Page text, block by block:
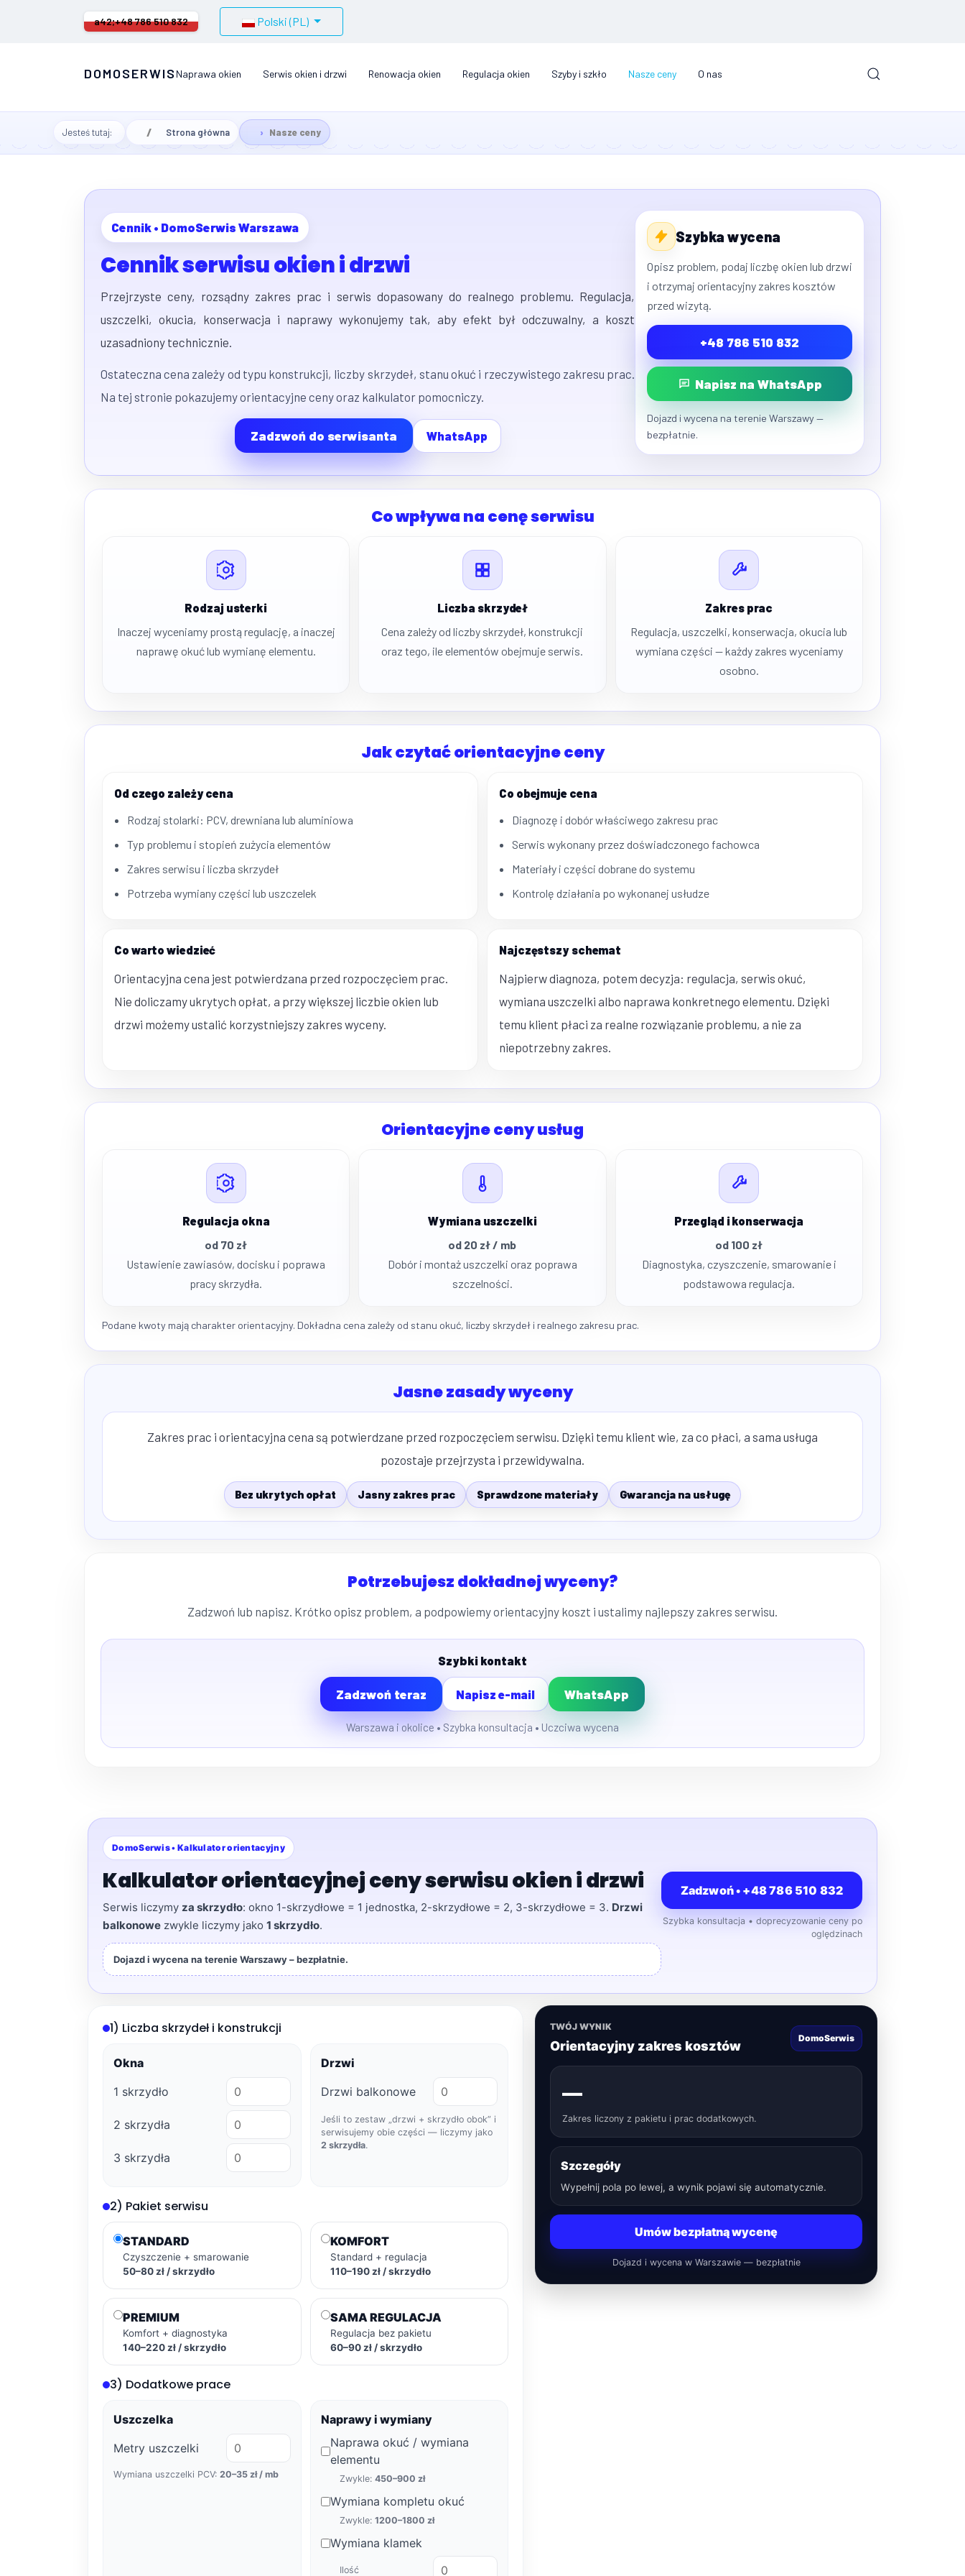
a42;+48 786 510 832
Wybierz swój język
Polski (PL)
DOMOSERWIS Naprawa okien Serwis okien i drzwi Renowacja okien Regulacja okien Szyby i szkło Nasze ceny O nas
Jesteś tutaj: Strona główna Nasze ceny
Cennik • DomoSerwis Warszawa
Cennik serwisu okien i drzwi
Przejrzyste ceny, rozsądny zakres prac i serwis dopasowany do realnego problemu. Regulacja,
uszczelki, okucia, konserwacja i naprawy wykonujemy tak, aby efekt był odczuwalny, a koszt
uzasadniony technicznie.
Ostateczna cena zależy od typu konstrukcji, liczby skrzydeł, stanu okuć i rzeczywistego zakresu prac.
Na tej stronie pokazujemy orientacyjne ceny oraz kalkulator pomocniczy.
Zadzwoń do serwisanta WhatsApp
Szybka wycena
Opisz problem, podaj liczbę okien lub drzwi
i otrzymaj orientacyjny zakres kosztów
przed wizytą.
+48 786 510 832
Napisz na WhatsApp
Dojazd i wycena na terenie Warszawy —
bezpłatnie.
Co wpływa na cenę serwisu
Rodzaj usterki
Inaczej wyceniamy prostą regulację, a inaczej
naprawę okuć lub wymianę elementu.
Liczba skrzydeł
Cena zależy od liczby skrzydeł, konstrukcji
oraz tego, ile elementów obejmuje serwis.
Zakres prac
Regulacja, uszczelki, konserwacja, okucia lub
wymiana części — każdy zakres wyceniamy
osobno.
Jak czytać orientacyjne ceny
Od czego zależy cena
Rodzaj stolarki: PCV, drewniana lub aluminiowa
Typ problemu i stopień zużycia elementów
Zakres serwisu i liczba skrzydeł
Potrzeba wymiany części lub uszczelek
Co obejmuje cena
Diagnozę i dobór właściwego zakresu prac
Serwis wykonany przez doświadczonego fachowca
Materiały i części dobrane do systemu
Kontrolę działania po wykonanej usłudze
Co warto wiedzieć
Orientacyjna cena jest potwierdzana przed rozpoczęciem prac.
Nie doliczamy ukrytych opłat, a przy większej liczbie okien lub
drzwi możemy ustalić korzystniejszy zakres wyceny.
Najczęstszy schemat
Najpierw diagnoza, potem decyzja: regulacja, serwis okuć,
wymiana uszczelki albo naprawa konkretnego elementu. Dzięki
temu klient płaci za realne rozwiązanie problemu, a nie za
niepotrzebny zakres.
Orientacyjne ceny usług
Regulacja okna
od 70 zł
Ustawienie zawiasów, docisku i poprawa
pracy skrzydła.
Wymiana uszczelki
od 20 zł / mb
Dobór i montaż uszczelki oraz poprawa
szczelności.
Przegląd i konserwacja
od 100 zł
Diagnostyka, czyszczenie, smarowanie i
podstawowa regulacja.
Podane kwoty mają charakter orientacyjny. Dokładna cena zależy od stanu okuć, liczby skrzydeł i realnego zakresu prac.
Jasne zasady wyceny
Zakres prac i orientacyjna cena są potwierdzane przed rozpoczęciem serwisu. Dzięki temu klient wie, za co płaci, a sama usługa
pozostaje przejrzysta i przewidywalna.
Bez ukrytych opłat Jasny zakres prac Sprawdzone materiały Gwarancja na usługę
Potrzebujesz dokładnej wyceny?
Zadzwoń lub napisz. Krótko opisz problem, a podpowiemy orientacyjny koszt i ustalimy najlepszy zakres serwisu.
Szybki kontakt
Zadzwoń teraz Napisz e-mail WhatsApp
Warszawa i okolice • Szybka konsultacja • Uczciwa wycena
DomoSerwis • Kalkulator orientacyjny
Kalkulator orientacyjnej ceny serwisu okien i drzwi
Serwis liczymy za skrzydło: okno 1-skrzydłowe = 1 jednostka, 2-skrzydłowe = 2, 3-skrzydłowe = 3. Drzwi
balkonowe zwykle liczymy jako 1 skrzydło.
Dojazd i wycena na terenie Warszawy – bezpłatnie.
Zadzwoń • +48 786 510 832
Szybka konsultacja • doprecyzowanie ceny po
oględzinach
1) Liczba skrzydeł i konstrukcji
Okna
1 skrzydło
2 skrzydła
3 skrzydła
Drzwi
Drzwi balkonowe
Jeśli to zestaw „drzwi + skrzydło obok” i
serwisujemy obie części — liczymy jako
2 skrzydła.
2) Pakiet serwisu
STANDARD
Czyszczenie + smarowanie
50–80 zł / skrzydło
KOMFORT
Standard + regulacja
110–190 zł / skrzydło
PREMIUM
Komfort + diagnostyka
140–220 zł / skrzydło
SAMA REGULACJA
Regulacja bez pakietu
60–90 zł / skrzydło
3) Dodatkowe prace
Uszczelka
Metry uszczelki
Wymiana uszczelki PCV: 20–35 zł / mb
Naprawy i wymiany
Naprawa okuć / wymiana
elementu
Zwykle: 450–900 zł
Wymiana kompletu okuć
Zwykle: 1200–1800 zł
Wymiana klamek
Ilość
TWÓJ WYNIK
Orientacyjny zakres kosztów
DomoSerwis
—
Zakres liczony z pakietu i prac dodatkowych.
Szczegóły
Wypełnij pola po lewej, a wynik pojawi się automatycznie.
Umów bezpłatną wycenę
Dojazd i wycena w Warszawie — bezpłatnie